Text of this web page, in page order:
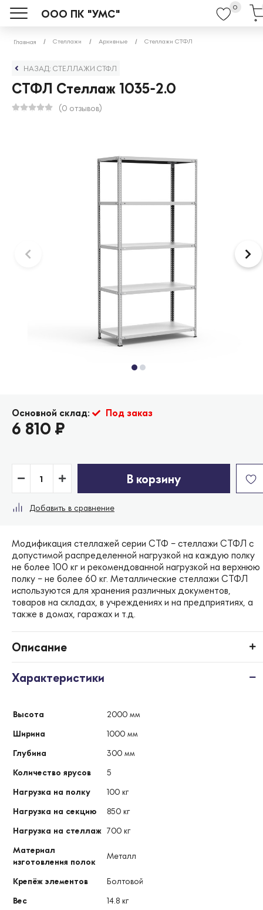
ООО ПК "УМС"
0
Главная Стеллажи Архивные Стеллажи СТФЛ
НАЗАД: СТЕЛЛАЖИ СТФЛ
СТФЛ Стеллаж 1035-2.0
(0 отзывов)
Основной склад: Под заказ
6 810 ₽
В корзину
Добавить в сравнение
Модификация стеллажей серии СТФ – стеллажи СТФЛ с
допустимой распределенной нагрузкой на каждую полку
не более 100 кг и рекомендованной нагрузкой на верхнюю
полку – не более 60 кг. Металлические стеллажи СТФЛ
используются для хранения различных документов,
товаров на складах, в учреждениях и на предприятиях, а
также в домах, гаражах и т.д.
Описание
Характеристики
Высота
2000 мм
Ширина
1000 мм
Глубина
300 мм
Количество ярусов
5
Нагрузка на полку
100 кг
Нагрузка на секцию
850 кг
Нагрузка на стеллаж 700 кг
Материал
изготовления полок
Металл
Крепёж элементов
Болтовой
Вес
14.8 кг